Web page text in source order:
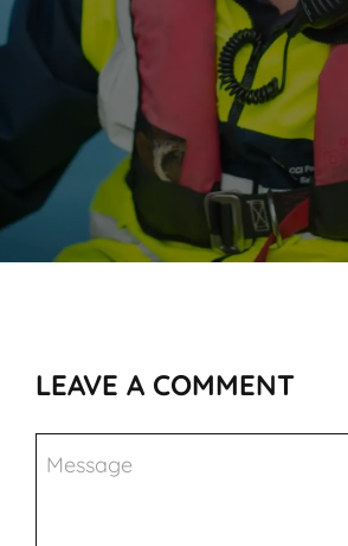
LEAVE A COMMENT